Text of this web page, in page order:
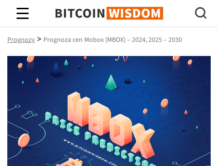
Mądrość Bitcoina
Prognozy > Prognoza cen Mobox (MBOX) – 2024, 2025 – 2030